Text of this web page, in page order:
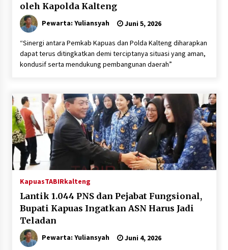
oleh Kapolda Kalteng
Pewarta: Yuliansyah Juni 5, 2026
“Sinergi antara Pemkab Kapuas dan Polda Kalteng diharapkan
dapat terus ditingkatkan demi terciptanya situasi yang aman,
kondusif serta mendukung pembangunan daerah”
KapuasTABIRkalteng
Lantik 1.044 PNS dan Pejabat Fungsional,
Bupati Kapuas Ingatkan ASN Harus Jadi
Teladan
Pewarta: Yuliansyah Juni 4, 2026